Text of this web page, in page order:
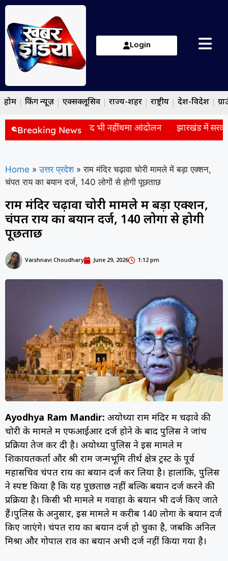
Login
होम ब्रेकिंग न्यूज़ एक्सक्लूसिव राज्य-शहर राष्ट्रीय देश-विदेश
Breaking News
सरकार से बैठक के बाद भी नहीं थमा आंदोलन झारखंड में सरकार
Home » उत्तर प्रदेश » राम मंदिर चढ़ावा चोरी मामले में बड़ा एक्शन,
चंपत राय का बयान दर्ज, 140 लोगों से होगी पूछताछ
राम मंदिर चढ़ावा चोरी मामले में बड़ा एक्शन,
चंपत राय का बयान दर्ज, 140 लोगों से होगी
पूछताछ
Vaishnavi Choudhary June 29, 2026 1:12 pm
Ayodhya Ram Mandir: अयोध्या राम मंदिर में चढ़ावे की
चोरी के मामले में एफआईआर दर्ज होने के बाद पुलिस ने जांच
प्रक्रिया तेज कर दी है। अयोध्या पुलिस ने इस मामले में
शिकायतकर्ता और श्री राम जन्मभूमि तीर्थ क्षेत्र ट्रस्ट के पूर्व
महासचिव चंपत राय का बयान दर्ज कर लिया है। हालांकि, पुलिस
ने स्पष्ट किया है कि यह पूछताछ नहीं बल्कि बयान दर्ज करने की
प्रक्रिया है। किसी भी मामले में गवाहों के बयान भी दर्ज किए जाते
हैं।पुलिस के अनुसार, इस मामले में करीब 140 लोगों के बयान दर्ज
किए जाएंगे। चंपत राय का बयान दर्ज हो चुका है, जबकि अनिल
मिश्रा और गोपाल राव का बयान अभी दर्ज नहीं किया गया है।